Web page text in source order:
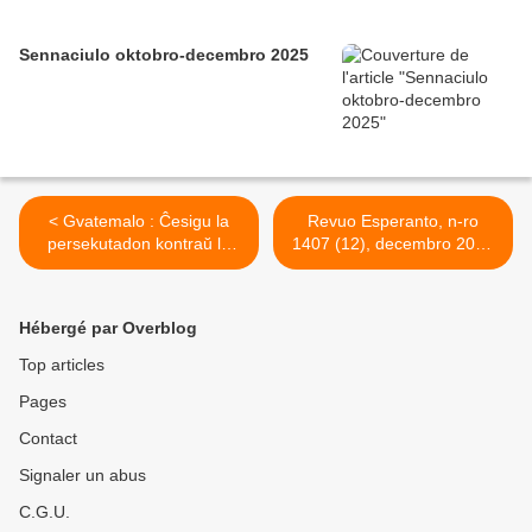
Sennaciulo oktobro-decembro 2025
< Gvatemalo : Ĉesigu la
persekutadon kontraŭ la
sindikata gvidantino Lesbia
Revuo Esperanto, n-ro
1407 (12), decembro 2025
>
Hébergé par Overblog
Top articles
Pages
Contact
Signaler un abus
C.G.U.